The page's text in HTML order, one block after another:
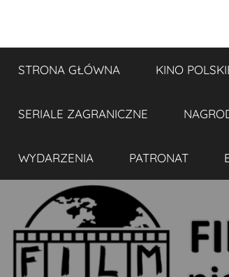
treściFILMplaneta
blog
filmowy
STRONA GŁÓWNA KINO
SERIALE ZAGRANICZNE
WYDARZENIA PATRONAT